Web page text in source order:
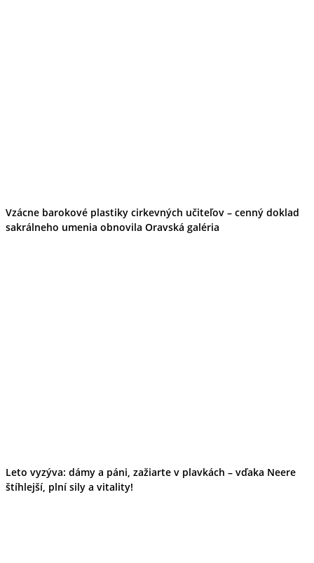
Vzácne barokové plastiky cirkevných učiteľov – cenný doklad
sakrálneho umenia obnovila Oravská galéria
Leto vyzýva: dámy a páni, zažiarte v plavkách – vďaka Neere
štíhlejší, plní sily a vitality!